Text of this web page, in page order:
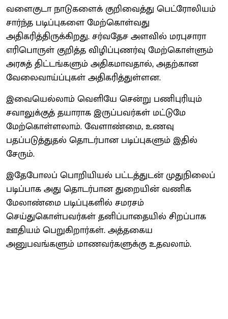
வளைகுடா நாடுகளைக் குறிவைத்து பெட்ரோலியம்
சார்ந்த படிப்புகளை மேற்கொள்வது
அதிகரித்திருக்கிறது. சர்வதேச அளவில் மரபுசாரா
எரிபொருள் குறித்த விழிப்புணர்வு மேற்கொள்ளும்
அரசுத் திட்டங்களும் அதிகமாவதால், அதற்கான
வேலைவாய்ப்புகள் அதிகரித்துள்ளன.
இவையெல்லாம் வெளியே சென்று பணிபுரியும்
சவாலுக்குத் தயாராக இருப்பவர்கள் மட்டுமே
மேற்கொள்ளலாம். வேளாண்மை, உணவு
பதப்படுத்துதல் தொடர்பான படிப்புகளும் இதில்
சேரும்.
இதேபோலப் பொறியியல் பட்டத்துடன் முதுநிலைப்
படிப்பாக அது தொடர்பான துறையின் வணிக
மேலாண்மை படிப்புகளில் சமரசம்
செய்துகொள்பவர்கள் தனிப்பாதையில் சிறப்பாக
ஊதியம் பெறுகிறார்கள். அத்தகைய
அனுபவங்களும் மாணவர்களுக்கு உதவலாம்.